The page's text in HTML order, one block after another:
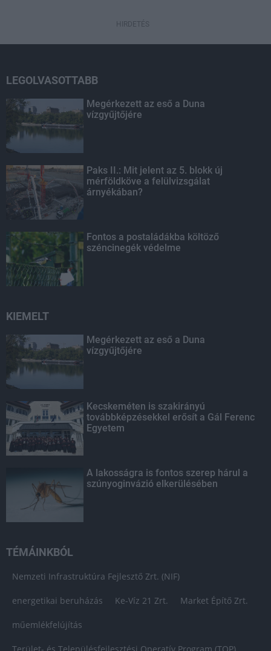
HIRDETÉS
LEGOLVASOTTABB
Megérkezett az eső a Duna
vízgyűjtőjére
Paks II.: Mit jelent az 5. blokk új
mérföldköve a felülvizsgálat
árnyékában?
Fontos a postaládákba költöző
széncinegék védelme
KIEMELT
Megérkezett az eső a Duna
vízgyűjtőjére
Kecskeméten is szakirányú
továbbképzésekkel erősít a Gál Ferenc
Egyetem
A lakosságra is fontos szerep hárul a
szúnyoginvázió elkerülésében
TÉMÁINKBÓL
Nemzeti Infrastruktúra Fejlesztő Zrt. (NIF)
energetikai beruházás Ke-Víz 21 Zrt. Market Építő Zrt.
műemlékfelújítás